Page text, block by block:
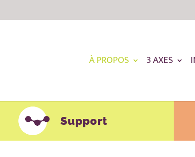
À PROPOS 3 AXES
Support